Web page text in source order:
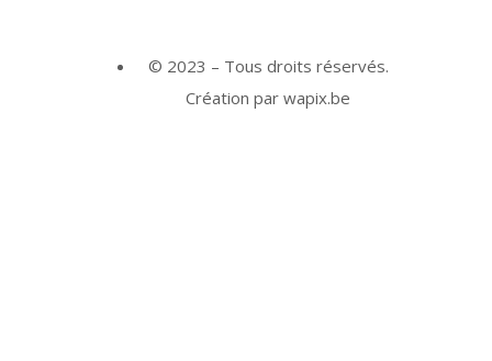
© 2023 – Tous droits réservés.
Création par wapix.be